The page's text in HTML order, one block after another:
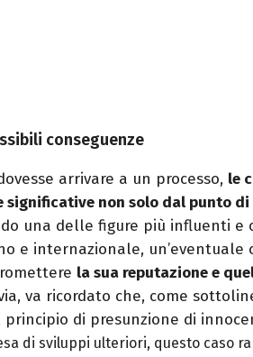
conseguenze
arrivare a un processo, le
significative non solo dal punto
una delle figure più influenti
e internazionale, un’eventuale
la sua reputazione e
va ricordato che, come
principio di presunzione di
di sviluppi ulteriori, questo caso